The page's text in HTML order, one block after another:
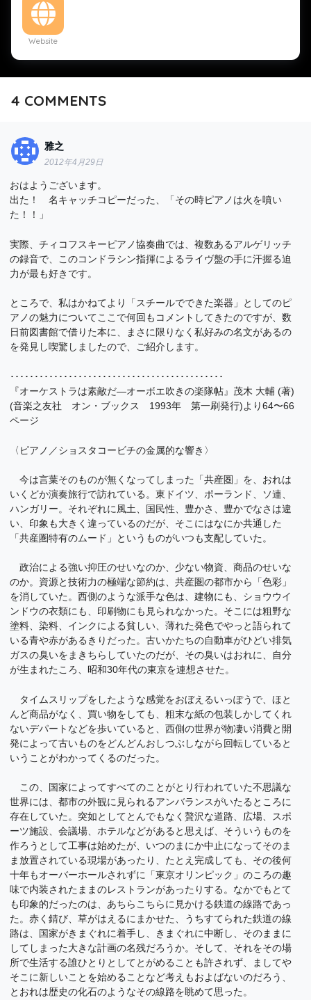
Website
4 COMMENTS
雅之
2012年4月29日
おはようございます。
出た！ 名キャッチコピーだった、「その時ピアノは火を噴い
た！！」
実際、チィコフスキーピアノ協奏曲では、複数あるアルゲリッチ
の録音で、このコンドラシン指揮によるライヴ盤の手に汗握る迫
力が最も好きです。
ところで、私はかねてより「スチールでできた楽器」としてのピ
アノの魅力についてここで何回もコメントしてきたのですが、数
日前図書館で借りた本に、まさに限りなく私好みの名文があるの
を発見し喫驚しましたので、ご紹介します。
････････････････････････････････････････････
『オーケストラは素敵だ―オーボエ吹きの楽隊帖』茂木 大輔 (著)
(音楽之友社 オン・ブックス 1993年 第一刷発行)より64〜66
ページ
〈ピアノ／ショスタコービチの金属的な響き〉
今は言葉そのものが無くなってしまった「共産圏」を、おれは
いくどか演奏旅行で訪れている。東ドイツ、ポーランド、ソ連、
ハンガリー。それぞれに風土、国民性、豊かさ、豊かでなさは違
い、印象も大きく違っているのだが、そこにはなにか共通した
「共産圏特有のムード」というものがいつも支配していた。
政治による強い抑圧のせいなのか、少ない物資、商品のせいな
のか。資源と技術力の極端な節約は、共産圏の都市から「色彩」
を消していた。西側のような派手な色は、建物にも、ショウウイ
ンドウの衣類にも、印刷物にも見られなかった。そこには粗野な
塗料、染料、インクによる貧しい、薄れた発色でやっと語られて
いる青や赤があるきりだった。古いかたちの自動車がひどい排気
ガスの臭いをまきちらしていたのだが、その臭いはおれに、自分
が生まれたころ、昭和30年代の東京を連想させた。
タイムスリップをしたような感覚をおぼえるいっぽうで、ほと
んど商品がなく、買い物をしても、粗末な紙の包装しかしてくれ
ないデパートなどを歩いていると、西側の世界が物凄い消費と開
発によって古いものをどんどんおしつぶしながら回転していると
いうことがわかってくるのだった。
この、国家によってすべてのことがとり行われていた不思議な
世界には、都市の外観に見られるアンバランスがいたるところに
存在していた。突如としてとんでもなく贅沢な道路、広場、スポ
ーツ施設、会議場、ホテルなどがあると思えば、そういうものを
作ろうとして工事は始めたが、いつのまにか中止になってそのま
ま放置されている現場があったり、たとえ完成しても、その後何
十年もオーバーホールされずに「東京オリンピック」のころの趣
味で内装されたままのレストランがあったりする。なかでもとて
も印象的だったのは、あちらこちらに見かける鉄道の線路であっ
た。赤く錆び、草がはえるにまかせた、うちすてられた鉄道の線
路は、国家がきまぐれに着手し、きまぐれに中断し、そのままに
してしまった大きな計画の名残だろうか。そして、それをその場
所で生活する誰ひとりとしてとがめることも許されず、ましてや
そこに新しいことを始めることなど考えもおよばないのだろう、
とおれは歴史の化石のようなその線路を眺めて思った。